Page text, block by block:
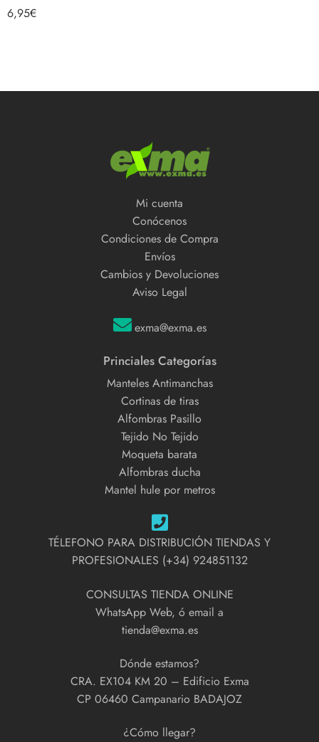
Valorado con
5.00de 5
6,95€
Mi cuenta
Conócenos
Condiciones de Compra
Envíos
Cambios y Devoluciones
Aviso Legal
exma@exma.es
Princiales Categorías
Manteles Antimanchas
Cortinas de tiras
Alfombras Pasillo
Tejido No Tejido
Moqueta barata
Alfombras ducha
Mantel hule por metros
TÉLEFONO PARA DISTRIBUCIÓN TIENDAS Y
PROFESIONALES (+34) 924851132
CONSULTAS TIENDA ONLINE
WhatsApp Web, ó email a
tienda@exma.es
Dónde estamos?
CRA. EX104 KM 20 – Edificio Exma
CP 06460 Campanario BADAJOZ
¿Cómo llegar?